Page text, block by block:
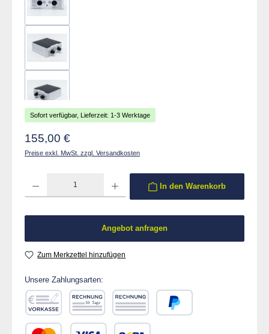
Sofort verfügbar, Lieferzeit: 1-3 Werktage
Regulärer Preis:
155,00 €
Preise exkl. MwSt. zzgl. Versandkosten
In den Warenkorb
Angebot anfragen
Zum Merkzettel hinzufügen
Unsere Zahlungsarten:
Vorkasse Rechnung 30 Tage
Rechnung